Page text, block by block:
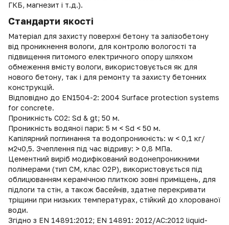
ГКБ, магнезит і т.д.).
Стандарти якості
Матеріал для захисту поверхні бетону та залізобетону
від проникнення вологи, для контролю вологості та
підвищення питомого електричного опору шляхом
обмеження вмісту вологи, використовується як для
нового бетону, так і для ремонту та захисту бетонних
конструкцій.
Відповідно до EN1504-2: 2004 Surface protection systems
for concrete.
Проникність CO2: Sd & gt; 50 м.
Проникність водяної пари: 5 м < Sd < 50 м.
Капілярний поглинання та водопроникність: w < 0,1 кг/
м2ч0,5. Зчеплення під час відриву: > 0,8 МПа.
Цементний виріб модифікований водонепроникними
полімерами (тип CM, клас O2P), використовується під
облицюванням керамічною плиткою зовні приміщень, для
підлоги та стін, а також басейнів, здатне перекривати
тріщини при низьких температурах, стійкий до хлорованої
води.
Згідно з EN 14891:2012; EN 14891: 2012/AC:2012 liquid-